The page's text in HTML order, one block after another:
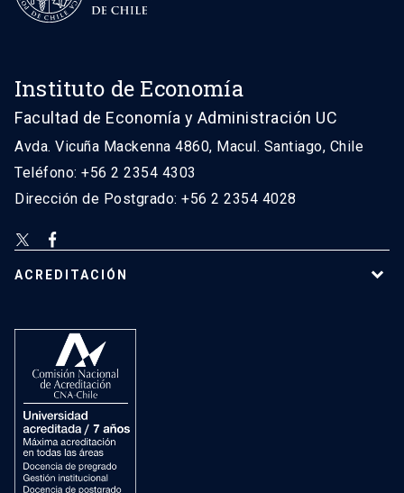
Instituto de Economía
Facultad de Economía y Administración UC
Avda. Vicuña Mackenna 4860, Macul. Santiago, Chile
Teléfono: +56 2 2354 4303
Dirección de Postgrado: +56 2 2354 4028
ACREDITACIÓN